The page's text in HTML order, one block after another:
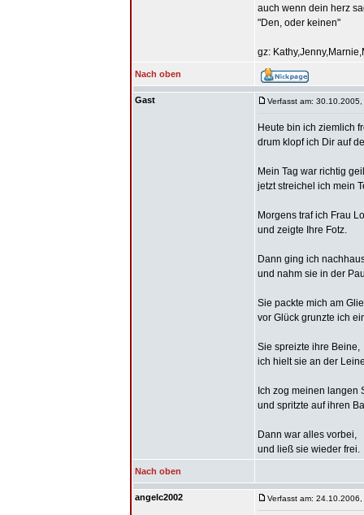
auch wenn dein herz
"Den, oder keinen"
gz:
Nach oben
Gast Verfasst am:
Heute bin ich ziemlich
drum klopf ich Dir auf
Mein Tag war richtig
jetzt streichel ich mein
Morgens traf ich Frau
und zeigte Ihre Fotz.
Dann ging ich
und nahm sie in der
Sie packte mich am
vor Glück grunzte ich
Sie spreizte ihre Beine,
ich hielt sie an der
Ich zog meinen langen
und spritzte auf ihren
Dann war alles vorbei,
und ließ sie wieder frei.
Nach oben
angelc2002 Verfasst am: